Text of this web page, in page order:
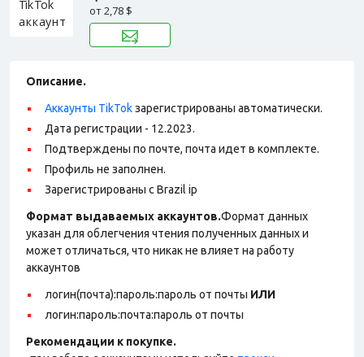
от2,78 $
Описание.
Аккаунты TikTokзарегистрированы автоматически.
Дата регистрации - 12.2023.
Подтверждены по почте, почта идет в комплекте.
Профиль не заполнен.
Зарегистрированы с Brazil ip
Формат выдаваемых аккаунтов.Формат данных
указан для облегчения чтения полученных данных и
может отличаться, что никак не влияет на работу
аккаунтов
логин(почта):пароль:пароль от почты ИЛИ
логин:пароль:почта:пароль от почты
Рекомендации к покупке.